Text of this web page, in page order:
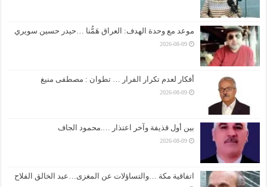
موعد مع وحدة الهدف: العراق هَمُّنا …حيدر حسين سويري
2026-08-09
أفكار لعدم تكرار الفرار … تطوان : مصطفى منيغ
2026-08-09
بين أول قذيفة وآخر اعتذار ….محمود الجاف
2026-08-09
اتفاقية مكة …والتساؤلات عن المغزى…عبد الخالق الفلاح